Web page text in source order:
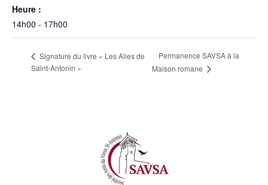
Heure :
14h00 - 17h00
Signature du livre « Les Alies de
Saint-Antonin »
Permanence SAVSA à la
Maison romane